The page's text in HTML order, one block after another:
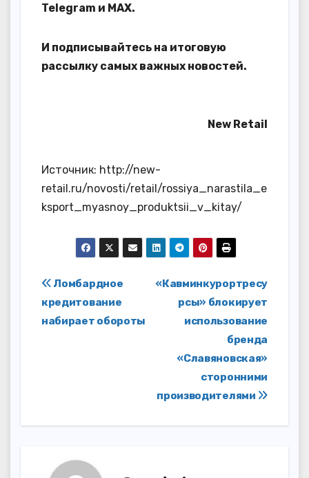
Telegram и MAX.
И подписывайтесь на итоговую
рассылку самых важных новостей.
New Retail
Источник: http://new-
retail.ru/novosti/retail/rossiya_narastila_e
ksport_myasnoy_produktsii_v_kitay/
Навигация
по
«Кавминкурортресу
рсы» блокирует
использование
бренда
«Славяновская»
сторонними
производителями
Ломбардное
кредитование
набирает обороты